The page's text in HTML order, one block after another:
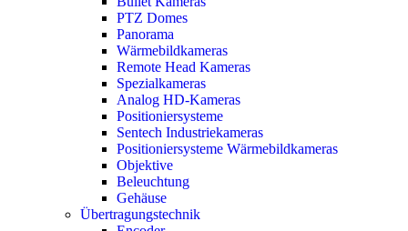
PTZ Domes
Panorama
Wärmebildkameras
Remote Head Kameras
Spezialkameras
Analog HD-Kameras
Positioniersysteme
Sentech Industriekameras
Positioniersysteme Wärmebildkameras
Objektive
Beleuchtung
Gehäuse
Übertragungstechnik